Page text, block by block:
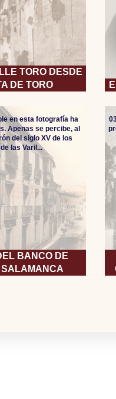
TORO DESDE
DE TORO
BANCO DE
SALAMANCA
en esta fotografía ha
Apenas se percibe, al
del siglo XV de los
las Varil...